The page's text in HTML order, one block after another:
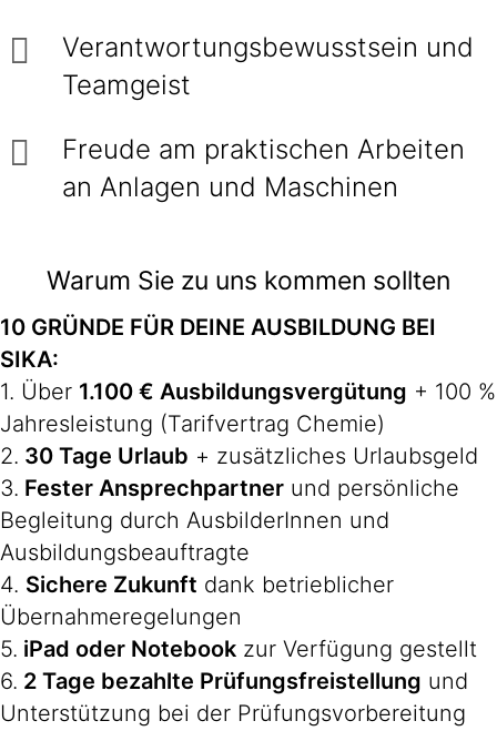
Verantwortungsbewusstsein und
Teamgeist
Freude am praktischen Arbeiten
an Anlagen und Maschinen
Warum Sie zu uns kommen sollten
10 GRÜNDE FÜR DEINE AUSBILDUNG BEI
SIKA:
1. Über 1.100 € Ausbildungsvergütung + 100 %
Jahresleistung (Tarifvertrag Chemie)
2. 30 Tage Urlaub + zusätzliches Urlaubsgeld
3. Fester Ansprechpartner und persönliche
Begleitung durch AusbilderInnen und
Ausbildungsbeauftragte
4. Sichere Zukunft dank betrieblicher
Übernahmeregelungen
5. iPad oder Notebook zur Verfügung gestellt
6. 2 Tage bezahlte Prüfungsfreistellung und
Unterstützung bei der Prüfungsvorbereitung